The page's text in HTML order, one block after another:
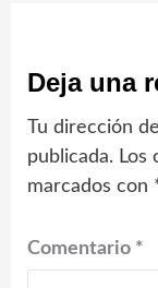
Deja una
Tu dirección
publicada. Los
marcados con
Comentario *